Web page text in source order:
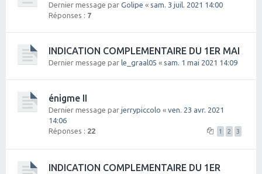
Dernier message par Golipe « sam. 3 juil. 2021 14:00
Réponses : 7
INDICATION COMPLEMENTAIRE DU 1ER MAI
Dernier message par le_graal05 « sam. 1 mai 2021 14:09
énigme II
Dernier message par jerrypiccolo « ven. 23 avr. 2021
14:06
Réponses : 22 1 2 3
INDICATION COMPLEMENTAIRE DU 1ER